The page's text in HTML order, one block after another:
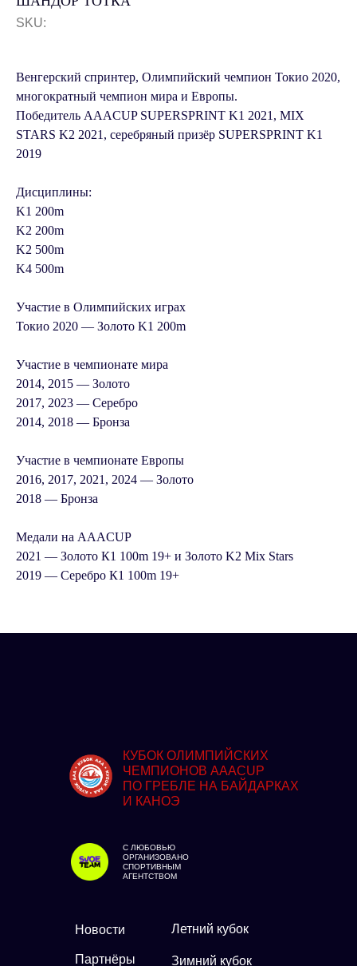
SKU:
Венгерский спринтер, Олимпийский чемпион Токио 2020,
многократный чемпион мира и Европы.
Победитель AAACUP SUPERSPRINT K1 2021, MIX
STARS K2 2021, серебряный призёр SUPERSPRINT K1
2019
Дисциплины:
K1 200m
K2 200m
K2 500m
K4 500m
Участие в Олимпийских играх
Токио 2020 — Золото K1 200m
Участие в чемпионате мира
2014, 2015 — Золото
2017, 2023 — Серебро
2014, 2018 — Бронза
Участие в чемпионате Европы
2016, 2017, 2021, 2024 — Золото
2018 — Бронза
Медали на AAACUP
2021 — Золото К1 100m 19+ и Золото K2 Mix Stars
2019 — Серебро К1 100m 19+
КУБОК ОЛИМПИЙСКИХ
ЧЕМПИОНОВ AAACUP
ПО ГРЕБЛЕ НА БАЙДАРКАХ
И КАНОЭ
С ЛЮБОВЬЮ
ОРГАНИЗОВАНО
СПОРТИВНЫМ
АГЕНТСТВОМ
Новости
Партнёры
Летний кубок
Зимний кубок